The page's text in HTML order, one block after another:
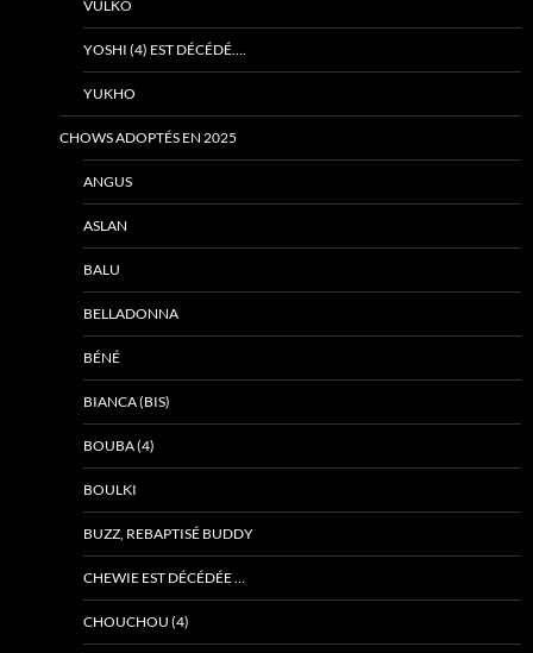
VULKO
YOSHI (4) EST DÉCÉDÉ….
YUKHO
CHOWS ADOPTÉS EN 2025
ANGUS
ASLAN
BALU
BELLADONNA
BÉNÉ
BIANCA (BIS)
BOUBA (4)
BOULKI
BUZZ, REBAPTISÉ BUDDY
CHEWIE EST DÉCÉDÉE …
CHOUCHOU (4)